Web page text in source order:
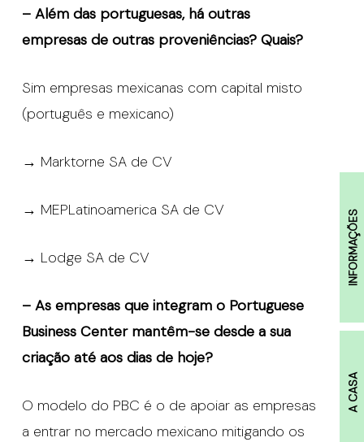
INFORMAÇÕES
A CASA
– Além das portuguesas, há outras
empresas de outras proveniências? Quais?
Sim empresas mexicanas com capital misto
(português e mexicano)
→ Marktorne SA de CV
→ MEPLatinoamerica SA de CV
→ Lodge SA de CV
– As empresas que integram o Portuguese
Business Center mantêm-se desde a sua
criação até aos dias de hoje?
O modelo do PBC é o de apoiar as empresas
a entrar no mercado mexicano mitigando os